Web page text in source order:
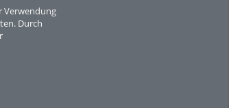
Verwendung
Durch
Sperber